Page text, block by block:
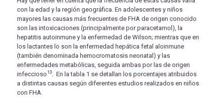
con la edad y la región geográfica. En adolescentes y niños
mayores las causas más frecuentes de FHA de origen conocido
son las intoxicaciones (principalmente por paracetamol), la
hepatitis autoinmune y la enfermedad de Wilson; mientras que en
los lactantes lo son la enfermedad hepática fetal aloinmune
(también denominada hemocromatosis neonatal) y las
enfermedades metabólicas, seguida ambas por las de origen
infeccioso13
. En la tabla 1 se detallan los porcentajes atribuidos
a distintas causas según diferentes estudios realizados en niños
con FHA.